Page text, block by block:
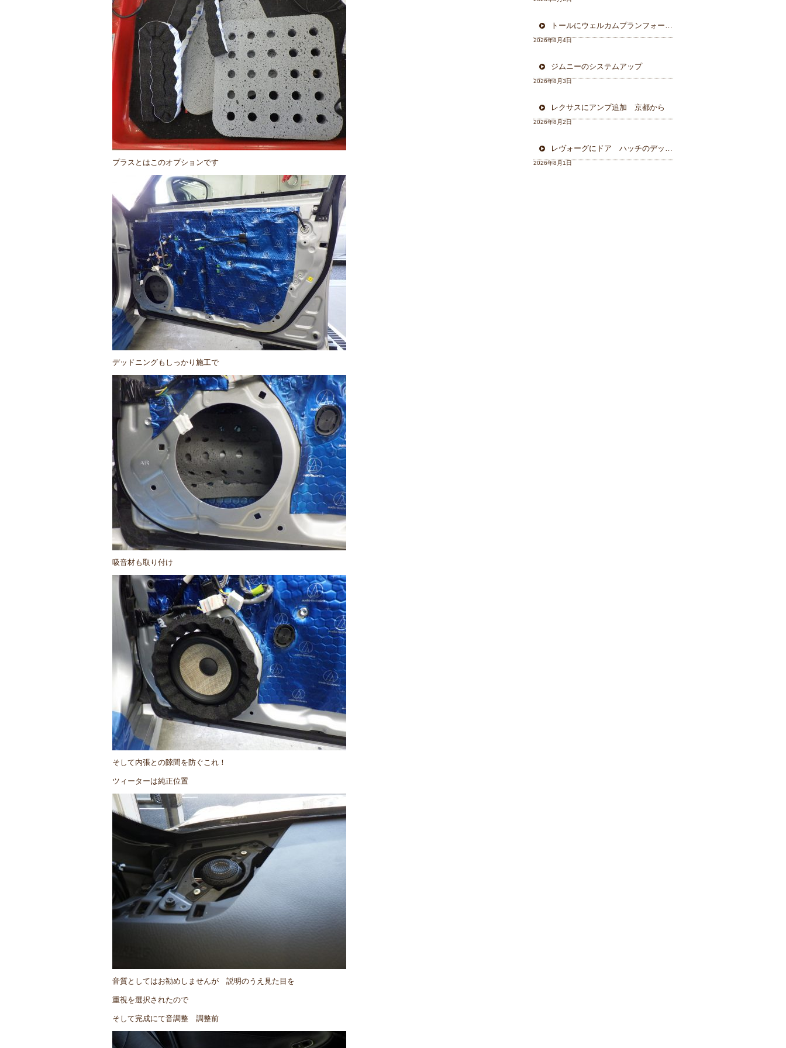
プラスとはこのオプションです
デッドニングもしっかり施工で
吸音材も取り付け
そして内張との隙間を防ぐこれ！
ツィーターは純正位置
音質としてはお勧めしませんが 説明のうえ見た目を
重視を選択されたので
そして完成にて音調整 調整前
トールにウェルカムプランフォーカルスピーカー＆ウーハー
2026年8月4日
ジムニーのシステムアップ
2026年8月3日
レクサスにアンプ追加 京都から
2026年8月2日
レヴォーグにドア ハッチのデッドニング 徳島から
2026年8月1日